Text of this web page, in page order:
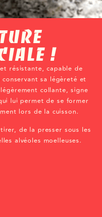
!
résistante, capable de
sa légèreté et
collante, signe
lui permet de se former
lors de la cuisson.
de la presser sous les
alvéoles moelleuses.